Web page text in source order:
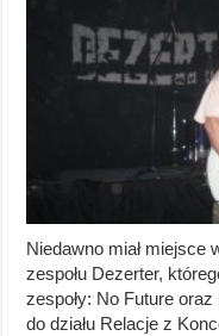
Niedawno miał miejsce
zespołu Dezerter,
zespoły: No Future
do działu Relacje z